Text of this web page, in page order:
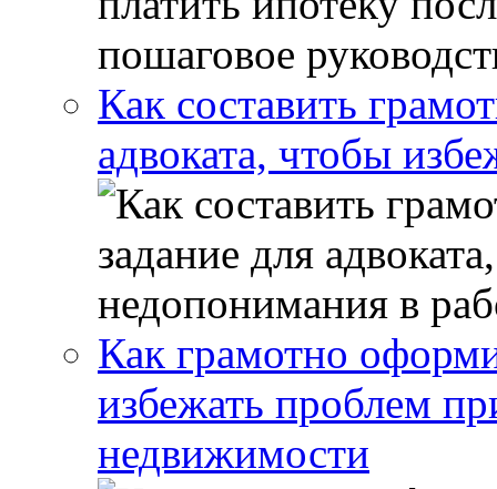
Как составить
адвоката, чтобы
Как грамотно
избежать проблем
недвижимости